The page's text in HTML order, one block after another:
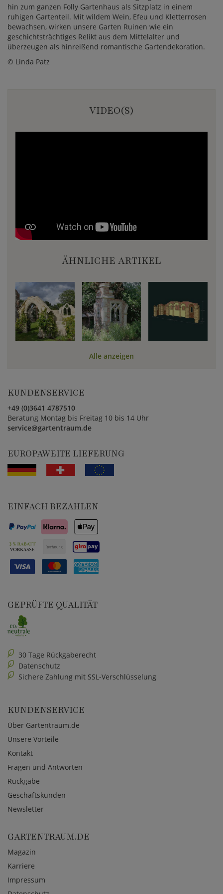
hin zum ganzen Folly Gartenhaus als Sitzplatz in einem
ruhigen Gartenteil. Mit wildem Wein, Efeu und Kletterrosen
bewachsen, wirken unsere Garten Ruinen wie ein
geschichtsträchtiges Relikt aus dem Mittelalter und
überzeugen als hinreißend romantische Gartendekoration.
© Linda Patz
VIDEO(S)
ÄHNLICHE ARTIKEL
Alle anzeigen
KUNDENSERVICE
+49 (0)3641 4787510
Beratung Montag bis Freitag 10 bis 14 Uhr
service@gartentraum.de
EUROPAWEITE LIEFERUNG
EINFACH BEZAHLEN
GEPRÜFTE QUALITÄT
30 Tage Rückgaberecht
Datenschutz
Sichere Zahlung mit SSL-Verschlüsselung
KUNDENSERVICE
Über Gartentraum.de
Unsere Vorteile
Kontakt
Fragen und Antworten
Rückgabe
Geschäftskunden
Newsletter
GARTENTRAUM.DE
Magazin
Karriere
Impressum